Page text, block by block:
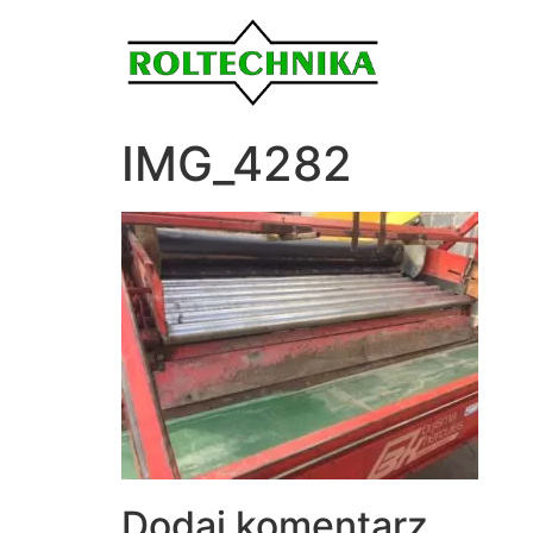
IMG_4282